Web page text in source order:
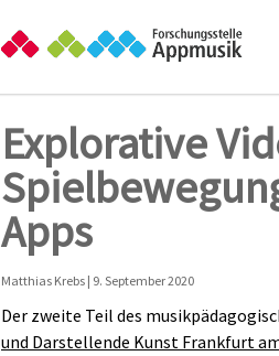
Explorative
Apps
Matthias Krebs | 9. September 2020
Der zweite Teil des
und Darstellende Kunst Frankfurt